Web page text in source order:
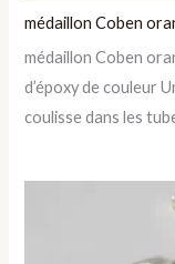
médaillon Coben
médaillon Coben
d’époxy de couleur
coulisse dans les